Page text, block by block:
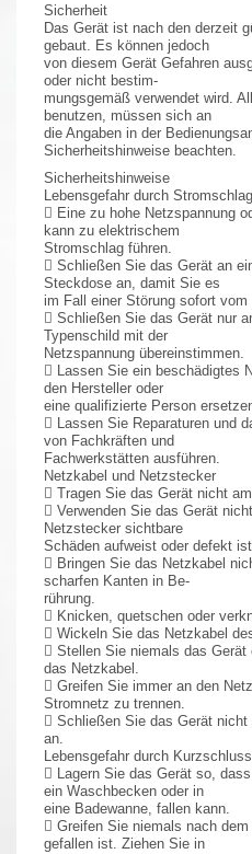
Sicherheit
Das Gerät ist nach den derzeit
gebaut. Es können jedoch
von diesem Gerät Gefahren
oder nicht bestim-
mungsgemäß verwendet wird.
benutzen, müssen sich an
die Angaben in der
Sicherheitshinweise beachten.
Sicherheitshinweise
Lebensgefahr durch
 Eine zu hohe Netzspannung
kann zu elektrischem
Stromschlag führen.
 Schließen Sie das Gerät an
Steckdose an, damit Sie es
im Fall einer Störung sofort vom
 Schließen Sie das Gerät nur
Typenschild mit der
Netzspannung übereinstimmen.
 Lassen Sie ein beschädigtes
den Hersteller oder
eine qualifizierte Person
 Lassen Sie Reparaturen und
von Fachkräften und
Fachwerkstätten ausführen.
Netzkabel und Netzstecker
 Tragen Sie das Gerät nicht
 Verwenden Sie das Gerät
Netzstecker sichtbare
Schäden aufweist oder defekt ist.
 Bringen Sie das Netzkabel
scharfen Kanten in Be-
rührung.
 Knicken, quetschen oder
 Wickeln Sie das Netzkabel
 Stellen Sie niemals das Gerät
das Netzkabel.
 Greifen Sie immer an den
Stromnetz zu trennen.
 Schließen Sie das Gerät
an.
Lebensgefahr durch
 Lagern Sie das Gerät so,
ein Waschbecken oder in
eine Badewanne, fallen kann.
 Greifen Sie niemals nach
gefallen ist. Ziehen Sie in